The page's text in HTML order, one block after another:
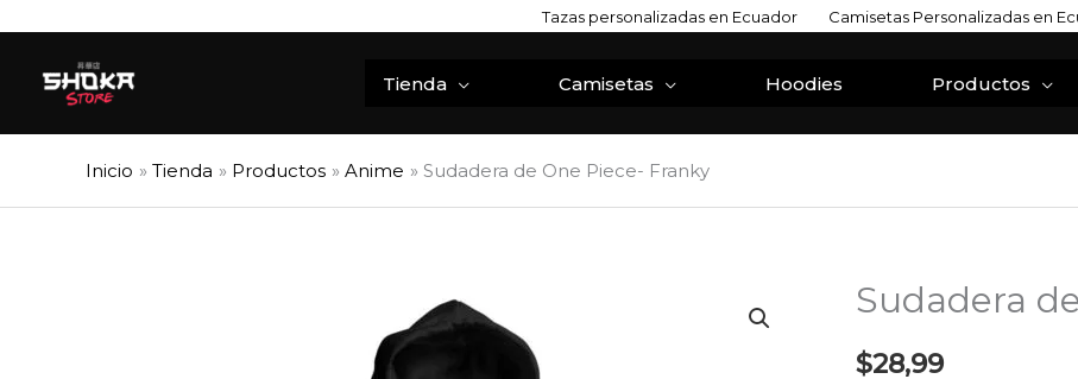
contenido
Tazas personalizadas en Ecuador Camisetas Personalizadas en
Tienda Camisetas Hoodies Productos
Inicio Tienda Productos Anime Sudadera de One Piece- Franky
Sudadera
$28,99
Sudadera
One